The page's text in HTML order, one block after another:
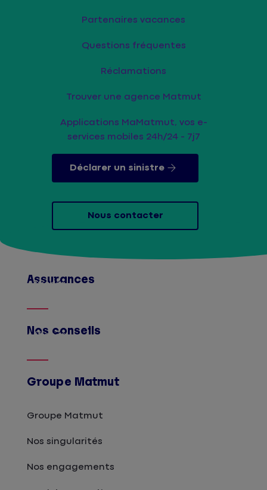
Partenaires vacances
Questions fréquentes
Réclamations
Trouver une agence Matmut
Applications MaMatmut, vos e-
services mobiles 24h/24 - 7j7
Déclarer un sinistre
Nous contacter
Assurances
Afficher
Nos conseils
Afficher
Groupe Matmut
Groupe Matmut
Nos singularités
Nos engagements